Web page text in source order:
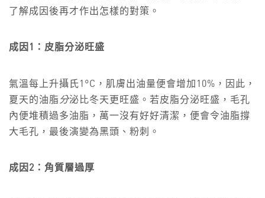
了解成因後再才作出怎樣的對策。
成因1：皮脂分泌旺盛
氣溫每上升攝氏1°C，肌膚出油量便會增加10%，因此，
夏天的油脂 分泌比冬天更旺盛。若皮脂分泌旺盛，毛孔
內便堆積過多油脂，萬一沒有好好清潔，便會令油脂撐
大毛孔，最後演變為黑頭、粉刺。
成因2：角質層過厚